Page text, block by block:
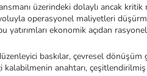
üzerindeki dolaylı ancak
operasyonel maliyetleri
ekonomik açıdan
baskılar, çevresel
anahtarı,